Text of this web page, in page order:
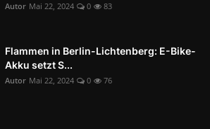
Autor Mai 22, 2024 0 83
Flammen in Berlin-Lichtenberg: E-Bike-
Akku setzt S...
Autor Mai 22, 2024 0 76